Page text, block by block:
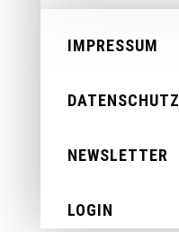
IMPRESSUM
DATENSCHUTZ
NEWSLETTER
LOGIN